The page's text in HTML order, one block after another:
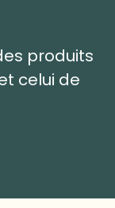
produits
celui de